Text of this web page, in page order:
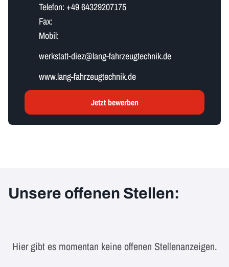
Telefon: +49 64329207175
Fax:
Mobil:
w​e​r​k​s​t​a​t​t​-​d​i​e​z​@lang-fahrzeugtechnik.de
www.lang-fahrzeugtechnik.de
Jetzt bewerben
Unsere offenen Stellen:
Hier gibt es momentan keine offenen Stellenanzeigen.